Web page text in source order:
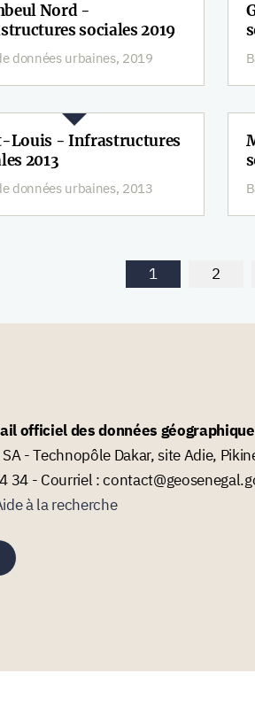
Nord -
sociales 2019
données urbaines, 2019
Louis - Infrastructures
2013
données urbaines, 2013
1 2
officiel des données
- Technopôle Dakar, site Adie,
34 - Courriel :
à la recherche